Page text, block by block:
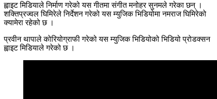
ह्वाइट मिडियाले निर्माण गरेको यस गीतमा संगीत मनोहर सुनमले गरेका छन् ।
शक्तिप्रज्वल घिमिरेले निर्देशन गरेको यस म्युजिक भिडियोमा नमराज घिमिरेको
क्यामेरा रहेको छ ।
प्रवीन थापाले कोरियोग्राफी गरेको यस म्युजिक भिडियोको भिडियो प्रोडक्सन
ह्वाइट मिडियाले गरेको छ ।